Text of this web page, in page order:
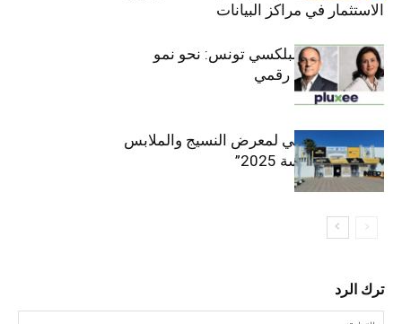
الاستثمار في مراكز البيانات
قيادة مزدوجة لبلكسي تونس: نحو نمو
متسارع وتحول رقمي
الافتتاح الرسمي لمعرض النسيج والملابس
“إنترتكس سوسة 2025”
ترك الرد